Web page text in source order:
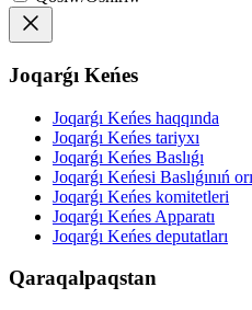
Joqarǵı Keńes
Joqarǵı Keńes haqqında
Joqarǵı Keńes tariyxı
Joqarǵı Keńes Baslıǵı
Joqarǵı Keńesi Baslıǵınıń
Joqarǵı Keńes komitetleri
Joqarǵı Keńes Apparatı
Joqarǵı Keńes deputatları
Qaraqalpaqstan